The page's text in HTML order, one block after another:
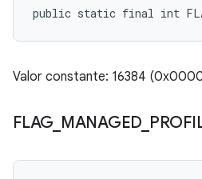
public static final int
Valor constante: 16384
FLAG MANAGED